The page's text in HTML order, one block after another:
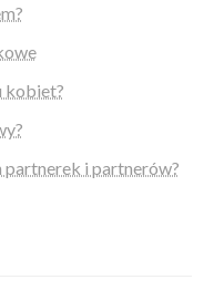
kobiet?
partnerek i partnerów?